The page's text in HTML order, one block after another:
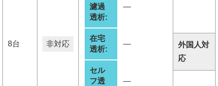
8台 非対応
濾過
透析:
―
在宅
透析:
―
セル
フ透
―
外国人対
応